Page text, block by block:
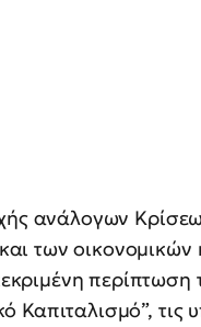
ανάλογων
των οικονομικών
περίπτωση
Καπιταλισμό”, τις